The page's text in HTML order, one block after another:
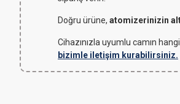
Doğru ürüne, atomizerinizin
Cihazınızla uyumlu camın
bizimle iletişim kurabilirsiniz.